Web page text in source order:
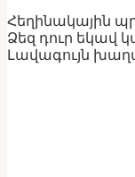
Հեղինակային
Ձեզ դուր եկավ
Լավագույն